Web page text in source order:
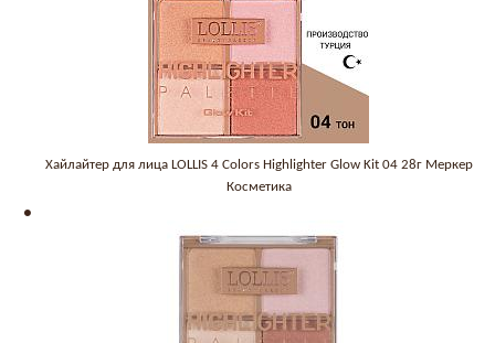
Хайлайтер для лица LOLLIS 4 Colors Highlighter Glow Kit 04 28г Меркер
Косметика